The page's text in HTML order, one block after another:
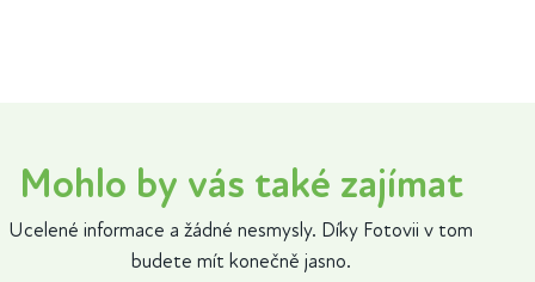
Mohlo by vás také zajímat
Ucelené informace a žádné nesmysly. Díky Fotovii v tom
budete mít konečně jasno.